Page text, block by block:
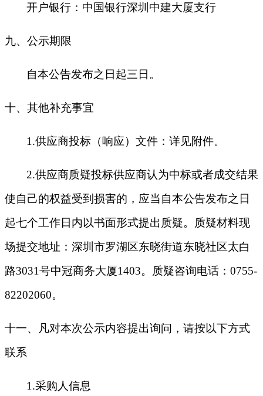
开户银行：中国银行深圳中建大厦支行
九、公示期限
自本公告发布之日起三日。
十、其他补充事宜
1.供应商投标（响应）文件：详见附件。
2.供应商质疑投标供应商认为中标或者成交结果
使自己的权益受到损害的，应当自本公告发布之日
起七个工作日内以书面形式提出质疑。质疑材料现
场提交地址：深圳市罗湖区东晓街道东晓社区太白
路3031号中冠商务大厦1403。质疑咨询电话：0755-
82202060。
十一、凡对本次公示内容提出询问，请按以下方式
联系
1.采购人信息